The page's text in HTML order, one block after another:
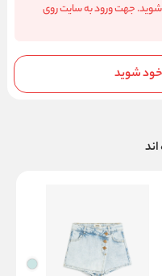
شوید. جهت ورود به سایت روی
خود شوید